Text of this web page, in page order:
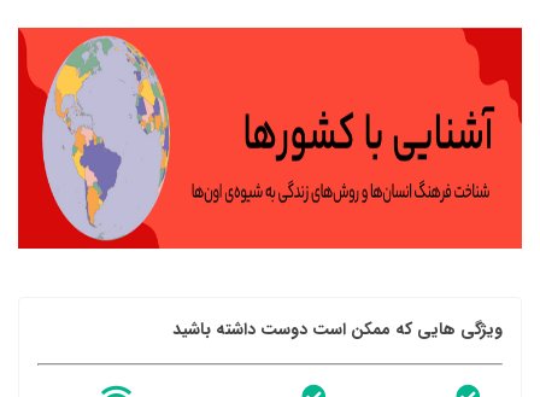
ویژگی هایی که ممکن است دوست داشته باشید